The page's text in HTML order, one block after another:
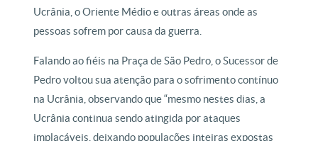
Ucrânia, o Oriente Médio e outras áreas onde as
pessoas sofrem por causa da guerra.
Falando ao fiéis na Praça de São Pedro, o Sucessor de
Pedro voltou sua atenção para o sofrimento contínuo
na Ucrânia, observando que “mesmo nestes dias, a
Ucrânia continua sendo atingida por ataques
implacáveis, deixando populações inteiras expostas